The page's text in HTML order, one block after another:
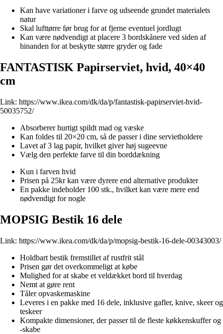
Kan have variationer i farve og udseende grundet materialets
natur
Skal lufttørre før brug for at fjerne eventuel jordlugt
Kan være nødvendigt at placere 3 bordskånere ved siden af
hinanden for at beskytte større gryder og fade
FANTASTISK Papirserviet, hvid, 40×40
cm
Link: https://www.ikea.com/dk/da/p/fantastisk-papirserviet-hvid-
50035752/
Absorberer hurtigt spildt mad og væske
Kan foldes til 20×20 cm, så de passer i dine servietholdere
Lavet af 3 lag papir, hvilket giver høj sugeevne
Vælg den perfekte farve til din borddækning
Kun i farven hvid
Prisen på 25kr kan være dyrere end alternative produkter
En pakke indeholder 100 stk., hvilket kan være mere end
nødvendigt for nogle
MOPSIG Bestik 16 dele
Link: https://www.ikea.com/dk/da/p/mopsig-bestik-16-dele-00343003/
Holdbart bestik fremstillet af rustfrit stål
Prisen gør det overkommeligt at købe
Mulighed for at skabe et veldækket bord til hverdag
Nemt at gøre rent
Tåler opvaskemaskine
Leveres i en pakke med 16 dele, inklusive gafler, knive, skeer og
teskeer
Kompakte dimensioner, der passer til de fleste køkkenskuffer og
-skabe